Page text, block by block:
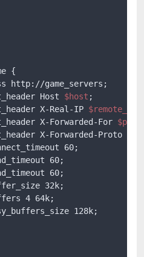
{
http://game_servers;
Host
$host ;
X-Real-IP
X-Forwarded-For
X-Forwarded-Proto
60;
60;
60;
32k;
4 64k;
128k;